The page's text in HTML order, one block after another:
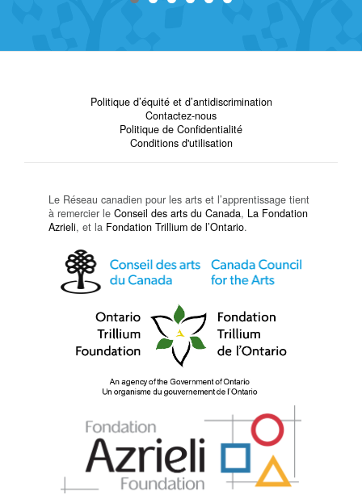
Politique d’équité et d’antidiscrimination
Contactez-nous
Politique de Confidentialité
Conditions d'utilisation
Le Réseau canadien pour les arts et l’apprentissage tient
à remercier le Conseil des arts du Canada, La Fondation
Azrieli, et la Fondation Trillium de l’Ontario.